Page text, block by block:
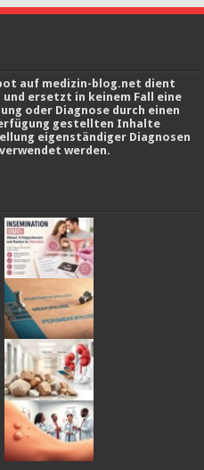
auf medizin-blog.net dient
ersetzt in keinem Fall eine
oder Diagnose durch einen
gestellten Inhalte
eigenständiger Diagnosen
werden.